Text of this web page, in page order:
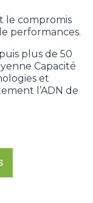
le compromis
performances.
plus de 50
Capacité
et
l’ADN de